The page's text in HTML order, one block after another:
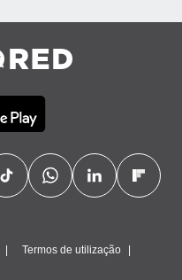
Termos de utilização